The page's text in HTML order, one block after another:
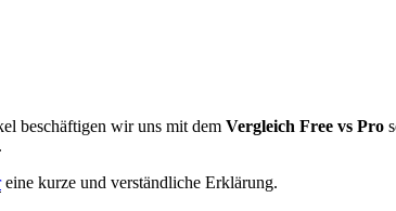
beschäftigen wir uns mit dem Vergleich Free vs Pro
eine kurze und verständliche Erklärung.